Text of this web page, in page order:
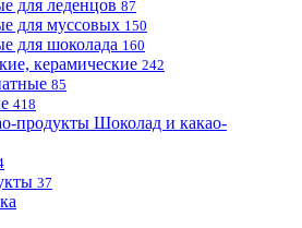
для леденцов 87
для муссовых 150
для шоколада 160
керамические 242
85
418
Шоколад и какао-
37